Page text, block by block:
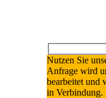
Nutzen Sie
Anfrage wird
bearbeitet und
in Verbindung.